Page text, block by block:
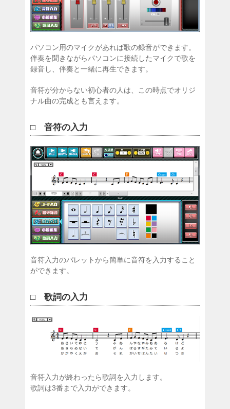
パソコン用のマイクがあれば歌の録音ができます。
伴奏を聞きながらパソコンに接続したマイクで歌を
録音し、伴奏と一緒に再生できます。
音符が分からない初心者の人は、この時点でオリジ
ナル曲の完成とも言えます。
□ 音符の入力
音符入力のパレットから簡単に音符を入力すること
ができます。
□ 歌詞の入力
音符入力が終わったら歌詞を入力します。
歌詞は3番まで入力ができます。